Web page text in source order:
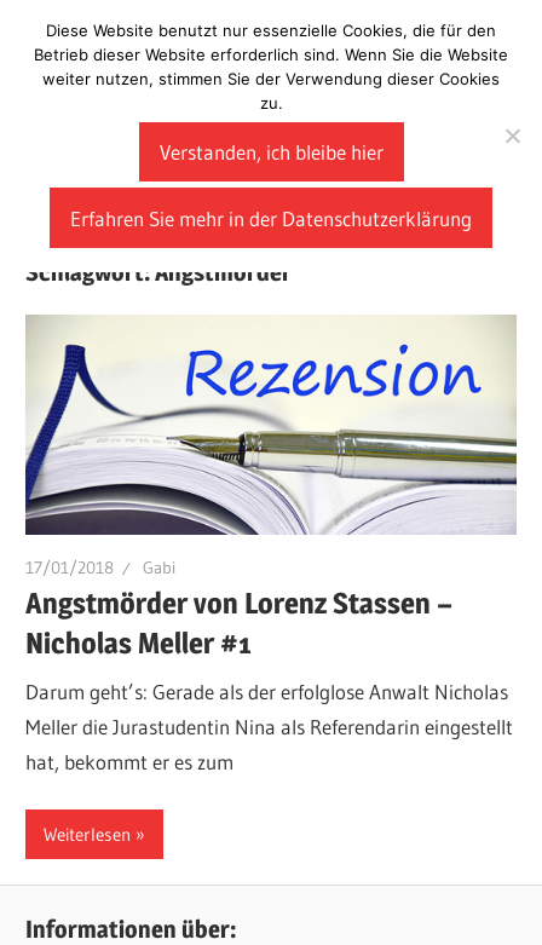
Inhalt
springen
Laberladen
Schlagwort:Angstmörder
17/01/2018 Gabi
Angstmörder von Lorenz Stassen –
Nicholas Meller #1
Darum geht’s: Gerade als der erfolglose Anwalt Nicholas
Meller die Jurastudentin Nina als Referendarin eingestellt
hat, bekommt er es zum
Weiterlesen
Informationen über:
Diese Website benutzt nur essenzielle Cookies, die für den
Betrieb dieser Website erforderlich sind. Wenn Sie die Website
weiter nutzen, stimmen Sie der Verwendung dieser Cookies
zu.
Verstanden, ich bleibe hier
Erfahren Sie mehr in der Datenschutzerklärung